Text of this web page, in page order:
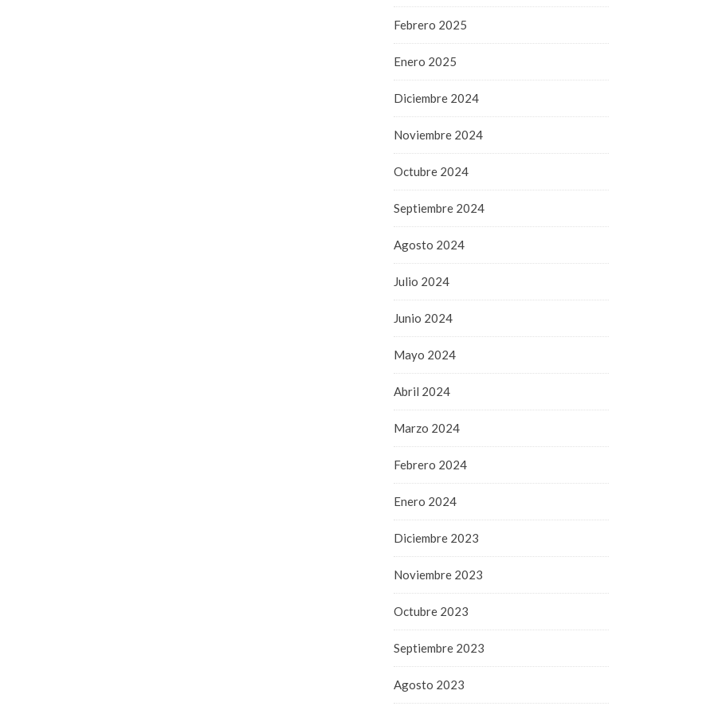
Febrero 2025
Enero 2025
Diciembre 2024
Noviembre 2024
Octubre 2024
Septiembre 2024
Agosto 2024
Julio 2024
Junio 2024
Mayo 2024
Abril 2024
Marzo 2024
Febrero 2024
Enero 2024
Diciembre 2023
Noviembre 2023
Octubre 2023
Septiembre 2023
Agosto 2023